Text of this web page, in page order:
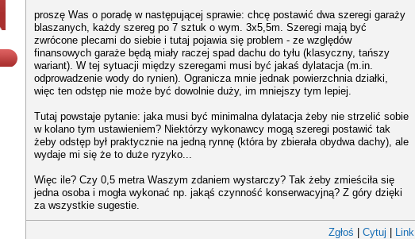
proszę Was o poradę w następującej sprawie: chcę postawić dwa szeregi garaży
blaszanych, każdy szereg po 7 sztuk o wym. 3x5,5m. Szeregi mają być
zwrócone plecami do siebie i tutaj pojawia się problem - ze względów
finansowych garaże będą miały raczej spad dachu do tyłu (klasyczny, tańszy
wariant). W tej sytuacji między szeregami musi być jakaś dylatacja (m.in.
odprowadzenie wody do rynien). Ogranicza mnie jednak powierzchnia działki,
więc ten odstęp nie może być dowolnie duży, im mniejszy tym lepiej.
Tutaj powstaje pytanie: jaka musi być minimalna dylatacja żeby nie strzelić sobie
w kolano tym ustawieniem? Niektórzy wykonawcy mogą szeregi postawić tak
żeby odstęp był praktycznie na jedną rynnę (która by zbierała obydwa dachy), ale
wydaje mi się że to duże ryzyko...
Więc ile? Czy 0,5 metra Waszym zdaniem wystarczy? Tak żeby zmieściła się
jedna osoba i mogła wykonać np. jakąś czynność konserwacyjną? Z góry dzięki
za wszystkie sugestie.
Zgłoś Cytuj Link